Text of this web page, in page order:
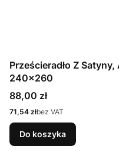
Prześcieradło Z
240x260
Cena
88,00 zł
Cena
71,54 złbez VAT
Do koszyka